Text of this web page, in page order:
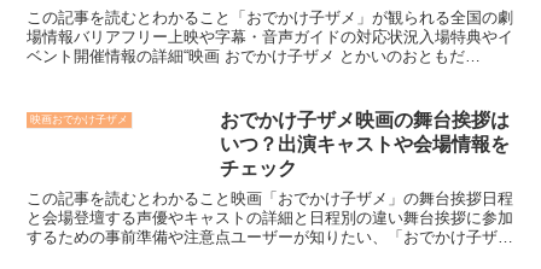
この記事を読むとわかること「おでかけ子ザメ」が観られる全国の劇
場情報バリアフリー上映や字幕・音声ガイドの対応状況入場特典やイ
ベント開催情報の詳細“映画 おでかけ子ザメ とかいのおともだ
映画おでかけ子ザメ
おでかけ子ザメ映画の舞台挨拶は
いつ？出演キャストや会場情報を
チェック
この記事を読むとわかること映画「おでかけ子ザメ」の舞台挨拶日程
と会場登壇する声優やキャストの詳細と日程別の違い舞台挨拶に参加
するための事前準備や注意点ユーザーが知りたい、「おでかけ子ザ